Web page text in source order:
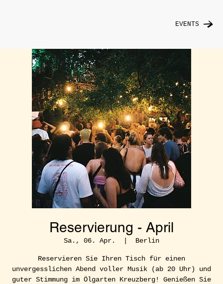
EVENTS
Reservierung - April
Sa., 06. Apr.
  |
Berlin
Reservieren Sie Ihren Tisch für einen
unvergesslichen Abend voller Musik (ab 20 Uhr) und
guter Stimmung im Ölgarten Kreuzberg! Genießen Sie